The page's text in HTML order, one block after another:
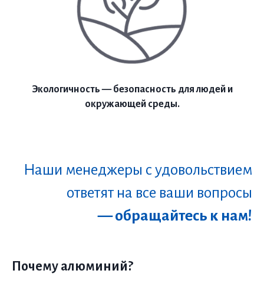
Экологичность — безопасность для людей и
окружающей среды.
Наши менеджеры с удовольствием
ответят на все ваши вопросы
— обращайтесь к нам!
Почему алюминий?